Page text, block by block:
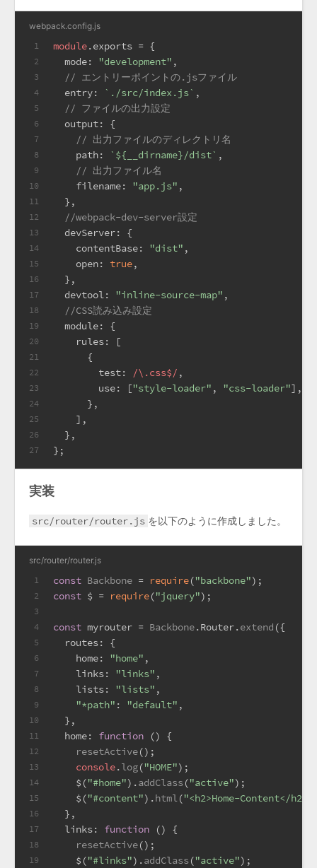
webpack.config.js
1
2
3
4
5
6
7
8
9
10
11
12
13
14
15
16
17
18
19
20
21
22
23
24
25
26
27
module.exports = {
mode: "development" ,
// エントリーポイントの.jsファイル
entry: `./src/index.js` ,
// ファイルの出力設定
output: {
// 出力ファイルのディレクトリ名
path: ` ${__dirname}/dist` ,
// 出力ファイル名
filename: "app.js" ,
  },
//webpack-dev-server設定
devServer: {
contentBase: "dist" ,
open: true,
  },
devtool: "inline-source-map" ,
//CSS読み込み設定
module: {
rules: [
      {
test: /\.css$/ ,
use: ["style-loader" , "css-loader"],
      },
    ],
  },
};
実装
src/router/router.js を以下のように作成しました。
src/router/router.js
1
2
3
4
5
6
7
8
9
10
11
12
13
14
15
16
17
18
19
const Backbone = require("backbone");
const $ = require("jquery");
const myrouter = Backbone.Router.extend ({
routes: {
home: "home" ,
links: "links" ,
lists: "lists" ,
"*path" : "default" ,
  },
home: function () {
resetActive();
console.log("HOME");
    $(
"#home").addClass ("active");
    $(
"#content").html ("<h2>Home-Content</h2>"
  },
links: function () {
resetActive();
    $(
"#links").addClass ("active");